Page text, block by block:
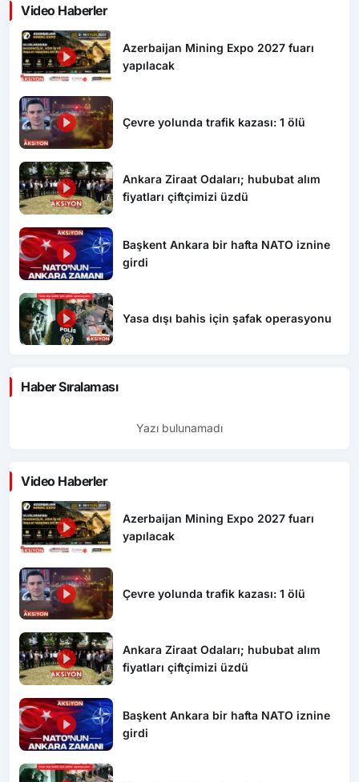
Video Haberler
Azerbaijan Mining Expo 2027 fuarı
yapılacak
Çevre yolunda trafik kazası: 1 ölü
Ankara Ziraat Odaları; hububat alım
fiyatları çiftçimizi üzdü
Başkent Ankara bir hafta NATO iznine
girdi
Yasa dışı bahis için şafak operasyonu
Haber Sıralaması
Yazı bulunamadı
Video Haberler
Azerbaijan Mining Expo 2027 fuarı
yapılacak
Çevre yolunda trafik kazası: 1 ölü
Ankara Ziraat Odaları; hububat alım
fiyatları çiftçimizi üzdü
Başkent Ankara bir hafta NATO iznine
girdi